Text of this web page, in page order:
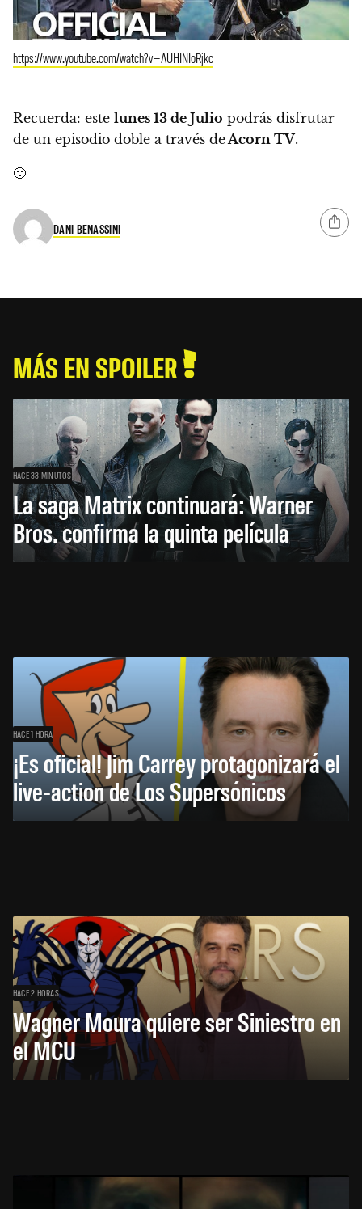
https://www.youtube.com/watch?v=AUHINIoRjkc
Recuerda: este lunes 13 de Julio podrás disfrutar
de un episodio doble a través deAcorn TV.
🙂
DANI BENASSINI
MÁS EN SPOILER
HACE 33 MINUTOS
La saga Matrix continuará: Warner
Bros. confirma la quinta película
HACE 1 HORA
¡Es oficial! Jim Carrey protagonizará el
live-action de Los Supersónicos
HACE 2 HORAS
Wagner Moura quiere ser Siniestro en
el MCU